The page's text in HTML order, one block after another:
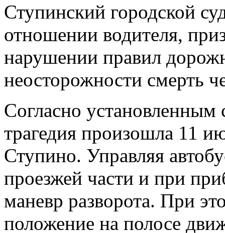
Ступинский городской
отношении водителя,
нарушении правил
неосторожности смерть
Согласно установленным
трагедия произошла 11
Ступино. Управляя
проезжей части и при
маневр разворота. При
положение на полосе